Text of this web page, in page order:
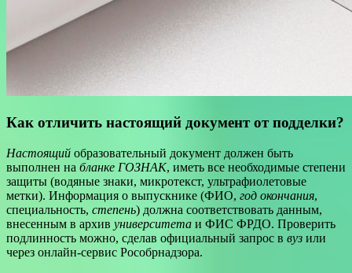
Как отличить настоящий документ от подделки?
Настоящий образовательный документ должен быть
выполнен на бланке ГОЗНАК, иметь все необходимые степени
защиты (водяные знаки, микротекст, ультрафиолетовые
метки). Информация о выпускнике (ФИО, год окончания,
специальность, степень) должна соответствовать данным,
внесенным в архив университета и ФИС ФРДО. Проверить
подлинность можно, сделав официальный запрос в вуз или
через онлайн-сервис Рособрнадзора.